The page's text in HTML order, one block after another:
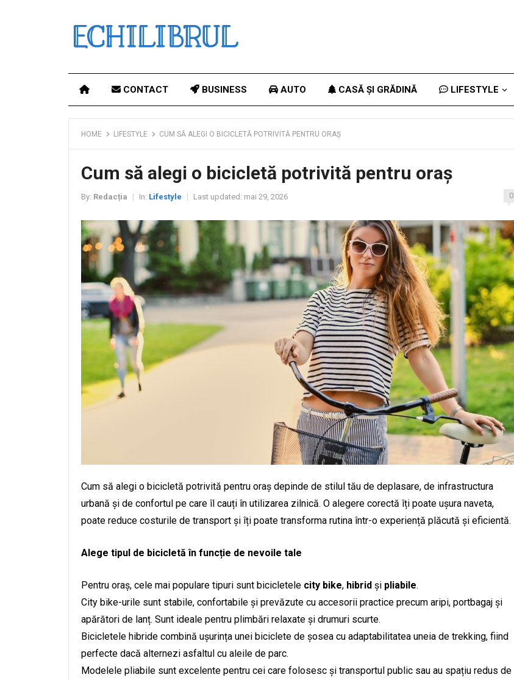
CONTACT BUSINESS AUTO CASĂ ȘI GRĂDINĂ LIFESTYLE
HOME LIFESTYLE CUM SĂ ALEGI O BICICLETĂ POTRIVITĂ PENTRU ORAȘ
Cum să alegi o bicicletă potrivită pentru oraș
By: Redacția In: Lifestyle Last updated: mai 29, 2026 0
Cum să alegi o bicicletă potrivită pentru oraș depinde de stilul tău de deplasare, de infrastructura
urbană și de confortul pe care îl cauți în utilizarea zilnică. O alegere corectă îți poate ușura naveta,
poate reduce costurile de transport și îți poate transforma rutina într-o experiență plăcută și eficientă.
Alege tipul de bicicletă în funcție de nevoile tale
Pentru oraș, cele mai populare tipuri sunt bicicletele city bike, hibrid și pliabile.
City bike-urile sunt stabile, confortabile și prevăzute cu accesorii practice precum aripi, portbagaj și
apărători de lanț. Sunt ideale pentru plimbări relaxate și drumuri scurte.
Bicicletele hibride combină ușurința unei biciclete de șosea cu adaptabilitatea uneia de trekking, fiind
perfecte dacă alternezi asfaltul cu aleile de parc.
Modelele pliabile sunt excelente pentru cei care folosesc și transportul public sau au spațiu redus de